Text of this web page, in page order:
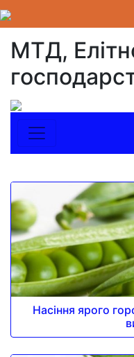
МТД,
Насіння ярого